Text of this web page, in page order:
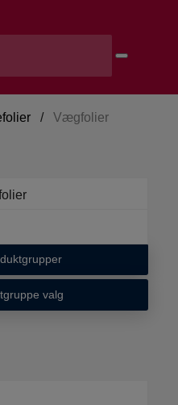
/ Vægfolier
valg